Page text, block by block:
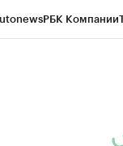
РБК Компании